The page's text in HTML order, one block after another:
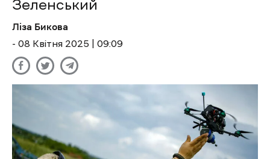
Зеленський
Ліза Бикова
- 08 Квітня 2025 | 09:09